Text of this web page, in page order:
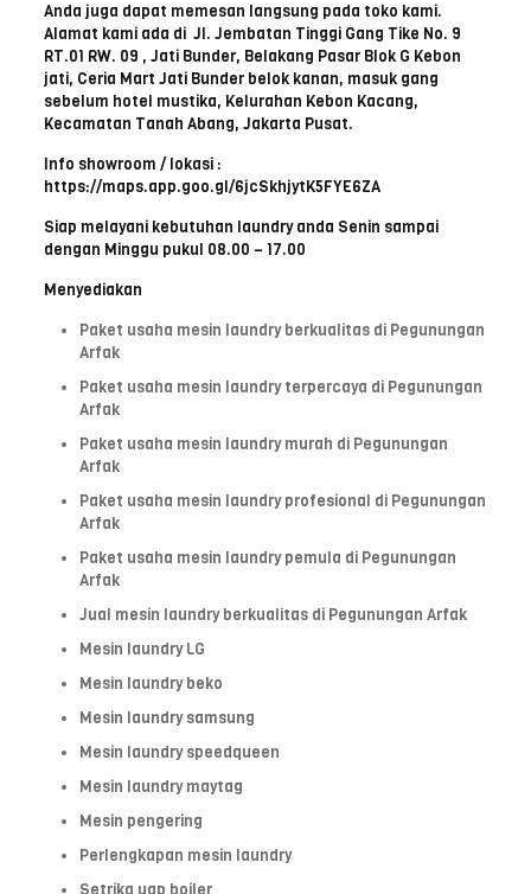
Anda juga dapat memesan langsung pada toko kami.
Alamat kami ada di Jl. Jembatan Tinggi Gang Tike No. 9
RT.01 RW. 09 , Jati Bunder, Belakang Pasar Blok G Kebon
jati, Ceria Mart Jati Bunder belok kanan, masuk gang
sebelum hotel mustika, Kelurahan Kebon Kacang,
Kecamatan Tanah Abang, Jakarta Pusat.
Info showroom / lokasi :
https://maps.app.goo.gl/6jcSkhjytK5FYE6ZA
Siap melayani kebutuhan laundry anda Senin sampai
dengan Minggu pukul 08.00 – 17.00
Menyediakan
Paket usaha mesin laundry berkualitas di Pegunungan
Arfak
Paket usaha mesin laundry terpercaya di Pegunungan
Arfak
Paket usaha mesin laundry murah di Pegunungan
Arfak
Paket usaha mesin laundry profesional di Pegunungan
Arfak
Paket usaha mesin laundry pemula di Pegunungan
Arfak
Jual mesin laundry berkualitas di Pegunungan Arfak
Mesin laundry LG
Mesin laundry beko
Mesin laundry samsung
Mesin laundry speedqueen
Mesin laundry maytag
Mesin pengering
Perlengkapan mesin laundry